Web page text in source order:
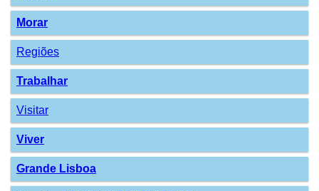
Morar
Regiões
Trabalhar
Visitar
Viver
Grande Lisboa